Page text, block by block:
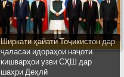
Ширкати ҳайати Тоҷикистон дар
ҷаласаи идораҳои наҷоти
кишварҳои узви СҲШ дар
шаҳри Деҳлӣ